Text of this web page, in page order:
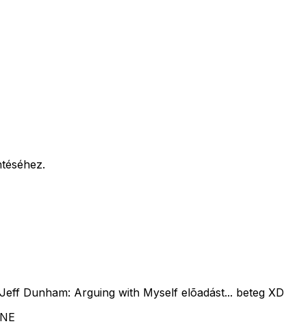
Dunham: Arguing with Myself elõadást... beteg XD